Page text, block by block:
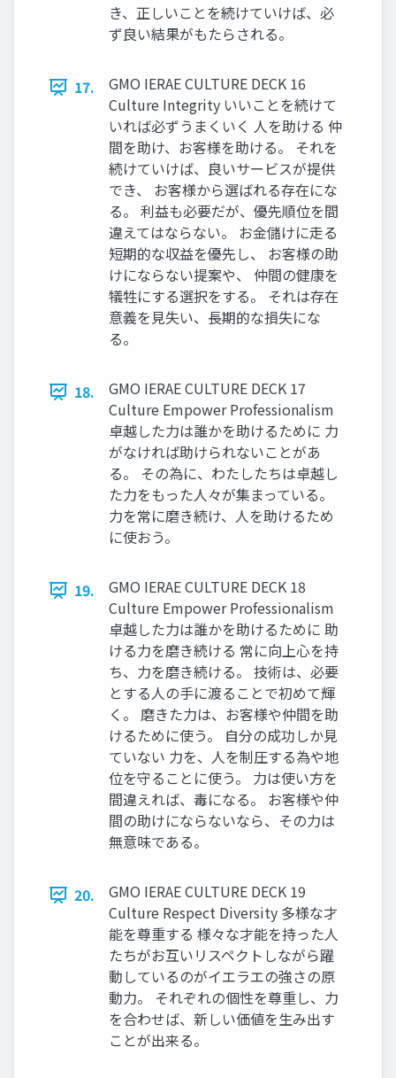
き、正しいことを続けていけば、必
ず良い結果がもたらされる。
17.
GMO IERAE CULTURE DECK 16
Culture Integrity いいことを続けて
いれば必ずうまくいく 人を助ける 仲
間を助け、お客様を助ける。 それを
続けていけば、良いサービスが提供
でき、 お客様から選ばれる存在にな
る。 利益も必要だが、優先順位を間
違えてはならない。 お金儲けに走る
短期的な収益を優先し、 お客様の助
けにならない提案や、 仲間の健康を
犠牲にする選択をする。 それは存在
意義を見失い、長期的な損失にな
る。
18.
GMO IERAE CULTURE DECK 17
Culture Empower Professionalism
卓越した力は誰かを助けるために 力
がなければ助けられないことがあ
る。 その為に、わたしたちは卓越し
た力をもった人々が集まっている。
力を常に磨き続け、人を助けるため
に使おう。
19.
GMO IERAE CULTURE DECK 18
Culture Empower Professionalism
卓越した力は誰かを助けるために 助
ける力を磨き続ける 常に向上心を持
ち、力を磨き続ける。 技術は、必要
とする人の手に渡ることで初めて輝
く。 磨きた力は、お客様や仲間を助
けるために使う。 自分の成功しか見
ていない 力を、人を制圧する為や地
位を守ることに使う。 力は使い方を
間違えれば、毒になる。 お客様や仲
間の助けにならないなら、その力は
無意味である。
20.
GMO IERAE CULTURE DECK 19
Culture Respect Diversity 多様な才
能を尊重する 様々な才能を持った人
たちがお互いリスペクトしながら躍
動しているのがイエラエの強さの原
動力。 それぞれの個性を尊重し、力
を合わせば、新しい価値を生み出す
ことが出来る。